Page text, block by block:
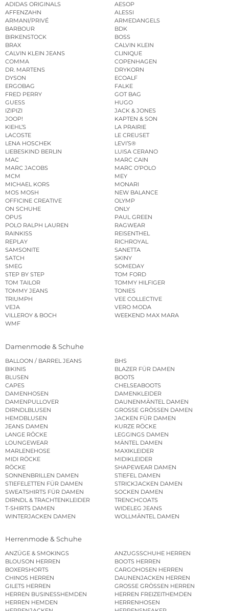
ADIDAS ORIGINALS
AESOP
AFFENZAHN
ALESSI
ARMANI/PRIVÉ
ARMEDANGELS
BARBOUR
BDK
BIRKENSTOCK
BOSS
BRAX
CALVIN KLEIN
CALVIN KLEIN JEANS
CLINIQUE
COMMA
COPENHAGEN
DR. MARTENS
DRYKORN
DYSON
ECOALF
ERGOBAG
FALKE
FRED PERRY
GOT BAG
GUESS
HUGO
IZIPIZI
JACK & JONES
JOOP!
KAPTEN & SON
KIEHL’S
LA PRAIRIE
LACOSTE
LE CREUSET
LENA HOSCHEK
LEVI’S®
LIEBESKIND BERLIN
LUISA CERANO
MAC
MARC CAIN
MARC JACOBS
MARC O’POLO
MCM
MEY
MICHAEL KORS
MONARI
MOS MOSH
NEW BALANCE
OFFICINE CREATIVE
OLYMP
ON SCHUHE
ONLY
OPUS
PAUL GREEN
POLO RALPH LAUREN
RAGWEAR
RAINKISS
REISENTHEL
REPLAY
RICHROYAL
SAMSONITE
SANETTA
SATCH
SKINY
SMEG
SOMEDAY
STEP BY STEP
TOM FORD
TOM TAILOR
TOMMY HILFIGER
TOMMY JEANS
TONIES
TRIUMPH
VEE COLLECTIVE
VEJA
VERO MODA
VILLEROY & BOCH
WEEKEND MAX MARA
WMF
Damenmode & Schuhe
BALLOON / BARREL JEANS
BHS
BIKINIS
BLAZER FÜR DAMEN
BLUSEN
BOOTS
CAPES
CHELSEABOOTS
DAMENHOSEN
DAMENKLEIDER
DAMENPULLOVER
DAUNENMÄNTEL DAMEN
DIRNDLBLUSEN
GROSSE GRÖSSEN DAMEN
HEMDBLUSEN
JACKEN FÜR DAMEN
JEANS DAMEN
KURZE RÖCKE
LANGE RÖCKE
LEGGINGS DAMEN
LOUNGEWEAR
MÄNTEL DAMEN
MARLENEHOSE
MAXIKLEIDER
MIDI RÖCKE
MIDIKLEIDER
RÖCKE
SHAPEWEAR DAMEN
SONNENBRILLEN DAMEN
STIEFEL DAMEN
STIEFELETTEN FÜR DAMEN
STRICKJACKEN DAMEN
SWEATSHIRTS FÜR DAMEN
SOCKEN DAMEN
DIRNDL & TRACHTENKLEIDER
TRENCHCOATS
T-SHIRTS DAMEN
WIDELEG JEANS
WINTERJACKEN DAMEN
WOLLMÄNTEL DAMEN
Herrenmode & Schuhe
ANZÜGE & SMOKINGS
ANZUGSSCHUHE HERREN
BLOUSON HERREN
BOOTS HERREN
BOXERSHORTS
CARGOHOSEN HERREN
CHINOS HERREN
DAUNENJACKEN HERREN
GILETS HERREN
GROSSE GRÖSSEN HERREN
HERREN BUSINESSHEMDEN
HERREN FREIZEITHEMDEN
HERREN HEMDEN
HERRENHOSEN